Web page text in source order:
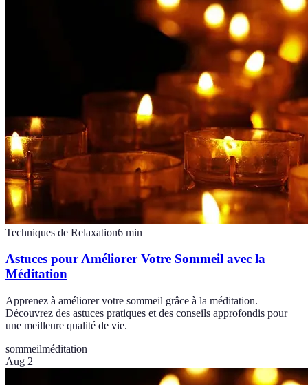
Techniques de Relaxation6 min
Astuces pour Améliorer Votre Sommeil avec la
Méditation
Apprenez à améliorer votre sommeil grâce à la méditation.
Découvrez des astuces pratiques et des conseils approfondis pour
une meilleure qualité de vie.
sommeilméditation
Aug 2